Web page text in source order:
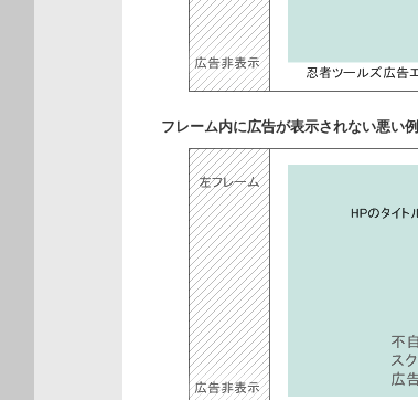
フレーム内に広告が表示されない悪い例